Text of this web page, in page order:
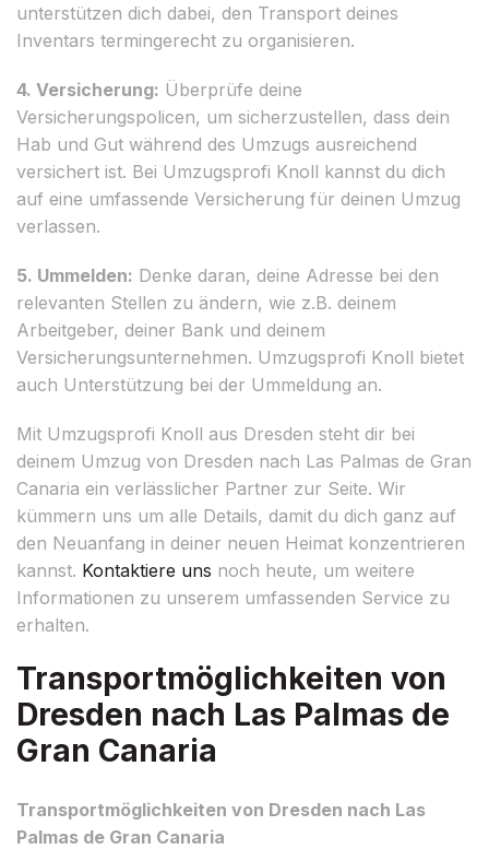
unterstützen dich dabei, den Transport deines
Inventars termingerecht zu organisieren.
4. Versicherung: Überprüfe deine
Versicherungspolicen, um sicherzustellen, dass dein
Hab und Gut während des Umzugs ausreichend
versichert ist. Bei Umzugsprofi Knoll kannst du dich
auf eine umfassende Versicherung für deinen Umzug
verlassen.
5. Ummelden: Denke daran, deine Adresse bei den
relevanten Stellen zu ändern, wie z.B. deinem
Arbeitgeber, deiner Bank und deinem
Versicherungsunternehmen. Umzugsprofi Knoll bietet
auch Unterstützung bei der Ummeldung an.
Mit Umzugsprofi Knoll aus Dresden steht dir bei
deinem Umzug von Dresden nach Las Palmas de Gran
Canaria ein verlässlicher Partner zur Seite. Wir
kümmern uns um alle Details, damit du dich ganz auf
den Neuanfang in deiner neuen Heimat konzentrieren
kannst. Kontaktiere uns noch heute, um weitere
Informationen zu unserem umfassenden Service zu
erhalten.
Transportmöglichkeiten von
Dresden nach Las Palmas de
Gran Canaria
Transportmöglichkeiten von Dresden nach Las
Palmas de Gran Canaria